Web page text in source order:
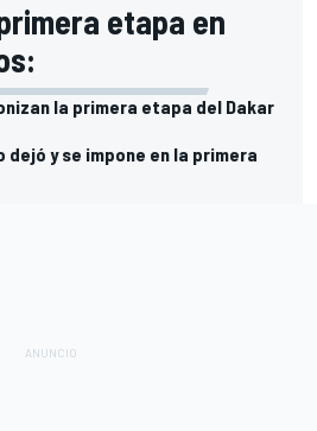
etapa en
la primera etapa del Dakar
dejó y se impone en la primera